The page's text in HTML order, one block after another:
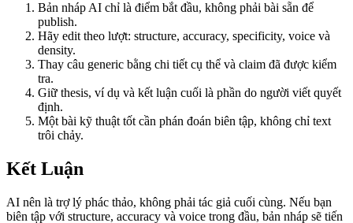
Bản nháp AI chỉ là điểm bắt đầu, không phải bài sẵn để
publish.
Hãy edit theo lượt: structure, accuracy, specificity, voice và
density.
Thay câu generic bằng chi tiết cụ thể và claim đã được kiểm
tra.
Giữ thesis, ví dụ và kết luận cuối là phần do người viết quyết
định.
Một bài kỹ thuật tốt cần phán đoán biên tập, không chỉ text
trôi chảy.
Kết Luận
AI nên là trợ lý phác thảo, không phải tác giả cuối cùng. Nếu bạn
biên tập với structure, accuracy và voice trong đầu, bản nháp sẽ tiến